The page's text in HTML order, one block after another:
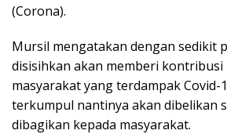
(Corona).
Mursil mengatakan dengan sedikit
disisihkan akan memberi kontribusi
masyarakat yang terdampak Covid-
terkumpul nantinya akan dibelikan
dibagikan kepada masyarakat.